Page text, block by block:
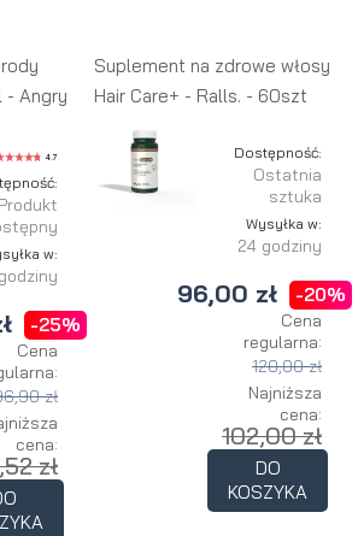
- Angry
4.7
Produkt
w:
-25%
Cena
zł
cena:
zł
Suplement na zdrowe włosy
Hair Care+ - Ralls. - 60szt
Dostępność:
Ostatnia
sztuka
Wysyłka w:
24 godziny
96,00 zł -20%
Cena
regularna:
120,00 zł
Najniższa
cena:
102,00 zł
DO
KOSZYKA